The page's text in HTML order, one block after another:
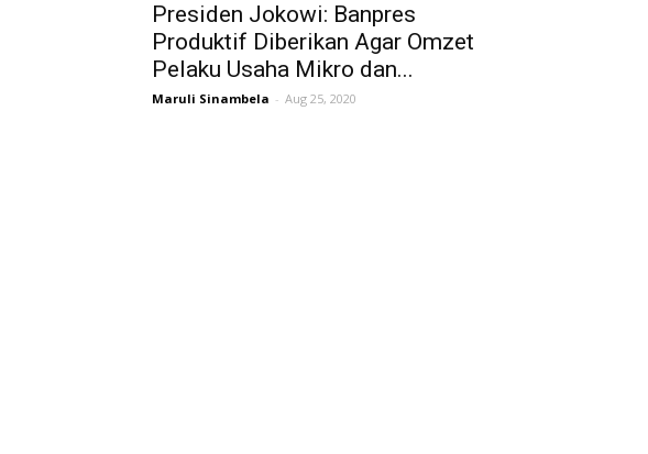
Presiden Jokowi: Banpres
Produktif Diberikan Agar Omzet
Pelaku Usaha Mikro dan...
Maruli Sinambela - Aug 25, 2020